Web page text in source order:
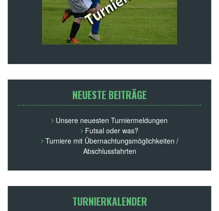
NEUESTE BEITRÄGE
Unsere neuesten Turniermeldungen
Futsal oder was?
Turniere mit Übernachtungsmöglichkeiten /
Abschlussfahrten
TURNIERKALENDER